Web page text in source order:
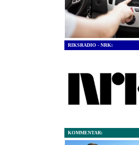
RIKSRADIO - NRK:
KOMMENTAR: